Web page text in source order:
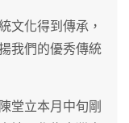
文化得到傳承，
我們的優秀傳統
堂立本月中旬剛